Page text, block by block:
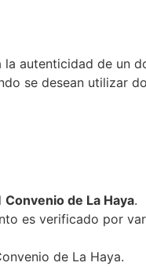
autenticidad de un
se desean utilizar
Convenio de La Haya.
es verificado por
de La Haya.